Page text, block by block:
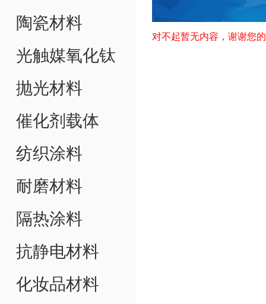
陶瓷材料
光触媒氧化钛
抛光材料
催化剂载体
纺织涂料
耐磨材料
隔热涂料
抗静电材料
化妆品材料
对不起暂无内容，谢谢您